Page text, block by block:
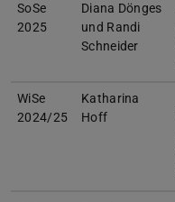
SoSe
2025
Diana Dönges
und Randi
Schneider
WiSe
2024/25
Katharina
Hoff